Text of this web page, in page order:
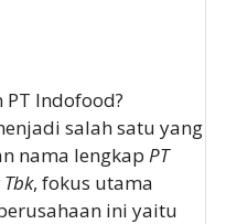
Indofood?
salah satu yang
nama lengkap PT
, fokus utama
ini yaitu